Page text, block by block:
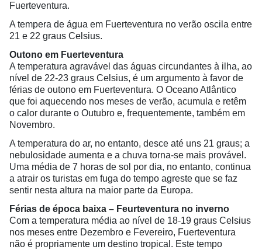
Fuerteventura.
A tempera de água em Fuerteventura no verão oscila entre
21 e 22 graus Celsius.
Outono em Fuerteventura
A temperatura agravável das águas circundantes à ilha, ao
nível de 22-23 graus Celsius, é um argumento à favor de
férias de outono em Fuerteventura. O Oceano Atlântico
que foi aquecendo nos meses de verão, acumula e retêm
o calor durante o Outubro e, frequentemente, também em
Novembro.
A temperatura do ar, no entanto, desce até uns 21 graus; a
nebulosidade aumenta e a chuva torna-se mais provável.
Uma média de 7 horas de sol por dia, no entanto, continua
a atrair os turistas em fuga do tempo agreste que se faz
sentir nesta altura na maior parte da Europa.
Férias de época baixa – Feurteventura no inverno
Com a temperatura média ao nível de 18-19 graus Celsius
nos meses entre Dezembro e Fevereiro, Fuerteventura
não é propriamente um destino tropical. Este tempo